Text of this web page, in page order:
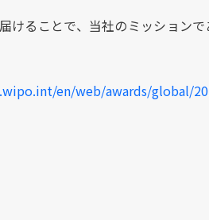
けることで、当社のミッションで
en/web/awards/global/